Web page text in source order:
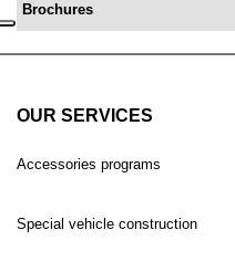
Brochures
OUR SERVICES
Accessories programs
Special vehicle construction